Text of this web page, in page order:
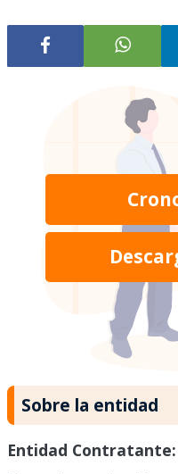
Sobre la entidad
Entidad Contratante: